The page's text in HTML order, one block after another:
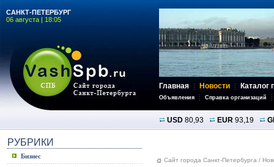
САНКТ-ПЕТЕРБУРГ
06 августа | 18:05
Главная Новости Каталог
Объявления Справка организаций
USD 80,93 EUR 93,19
РУБРИКИ
Бизнес
Сайт города Санкт-Петербурга /